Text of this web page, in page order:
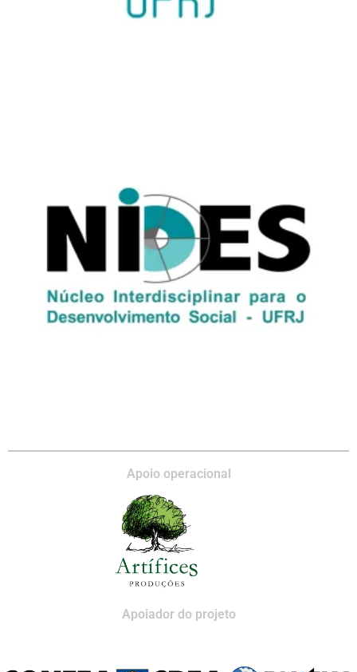
Apoio operacional
Apoiador do projeto